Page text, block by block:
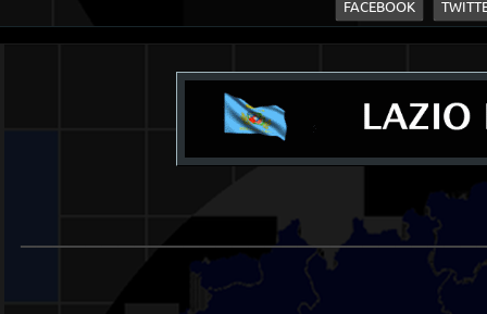
FACEBOOK